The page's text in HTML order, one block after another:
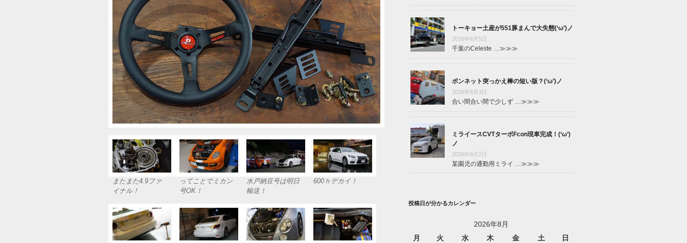
またまた4.9ファ
イナル！
ってことでミカン
号OK！
水戸納豆号は明日
輸送！
600ｈデカイ！
トーキョー土産が551豚まんで大失態(‘ω’)ノ
2026年8月5日
千葉のCeleste …≫≫≫
ボンネット突っかえ棒の短い版？(‘ω’)ノ
2026年8月3日
合い間合い間で少しず …≫≫≫
ミライースCVTターボFcon現車完成！(‘ω’)
ノ
2026年8月2日
某園児の通勤用ミライ …≫≫≫
投稿日が分かるカレンダー
2026年8月
月
火 水 木 金 土 日